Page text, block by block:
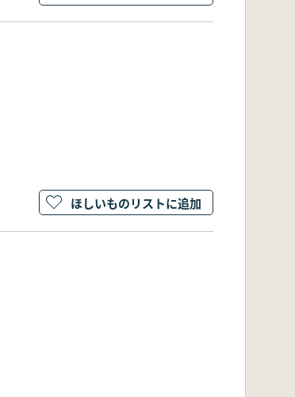
ほしいものリストに追加